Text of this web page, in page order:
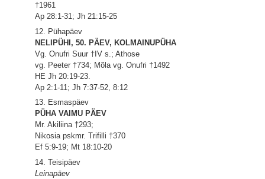
†1961
Ap 28:1-31; Jh 21:15-25
12. Pühapäev
NELIPÜHI, 50. PÄEV, KOLMAINUPÜHA
Vg. Onufri Suur †IV s.; Athose
vg. Peeter †734; Mõla vg. Onufri †1492
HE Jh 20:19-23.
Ap 2:1-11; Jh 7:37-52, 8:12
13. Esmaspäev
PÜHA VAIMU PÄEV
Mr. Akiliina †293;
Nikosia pskmr. Trifilli †370
Ef 5:9-19; Mt 18:10-20
14. Teisipäev
Leinapäev